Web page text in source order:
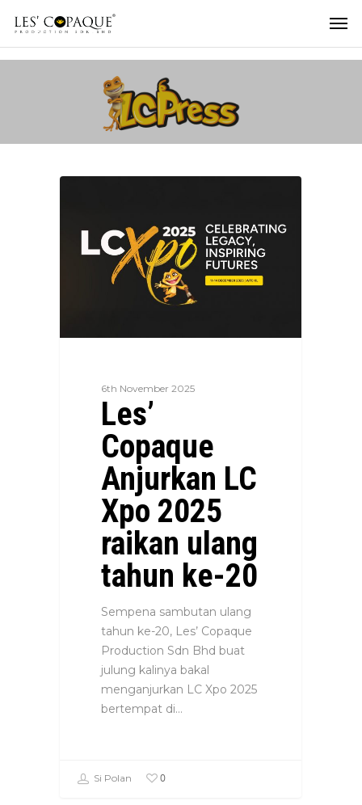
6th November 2025
Les’
Copaque
Anjurkan LC
Xpo 2025
raikan ulang
tahun ke-20
Sempena sambutan ulang
tahun ke-20, Les’ Copaque
Production Sdn Bhd buat
julung kalinya bakal
menganjurkan LC Xpo 2025
bertempat di…
Si Polan 0